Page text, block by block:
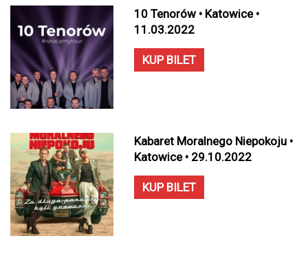
10 Tenorów • Katowice •
11.03.2022
KUP BILET
Kabaret Moralnego Niepokoju •
Katowice • 29.10.2022
KUP BILET